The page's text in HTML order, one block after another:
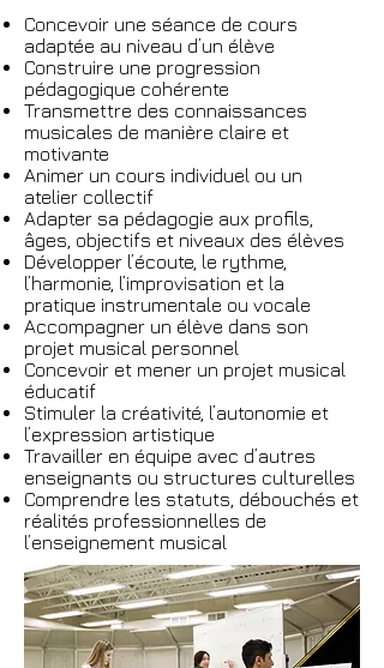
Concevoir une séance de cours
adaptée au niveau d’un élève
Construire une progression
pédagogique cohérente
Transmettre des connaissances
musicales de manière claire et
motivante
Animer un cours individuel ou un
atelier collectif
Adapter sa pédagogie aux profils,
âges, objectifs et niveaux des élèves
Développer l’écoute, le rythme,
l’harmonie, l’improvisation et la
pratique instrumentale ou vocale
Accompagner un élève dans son
projet musical personnel
Concevoir et mener un projet musical
éducatif
Stimuler la créativité, l’autonomie et
l’expression artistique
Travailler en équipe avec d’autres
enseignants ou structures culturelles
Comprendre les statuts, débouchés et
réalités professionnelles de
l’enseignement musical